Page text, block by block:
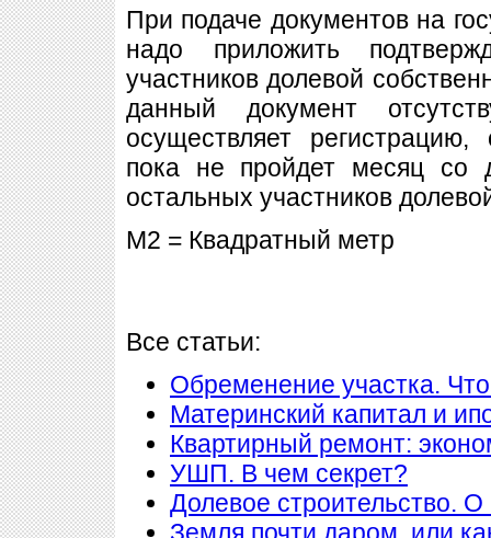
При подаче документов на
надо приложить
участников долевой
данный документ
осуществляет
пока не пройдет месяц со
остальных участников
M2 = Квадратный метр
Все статьи:
Обременение участка.
Материнский капитал и
Квартирный ремонт:
УШП. В чем секрет?
Долевое строительство.
Земля почти даром, или